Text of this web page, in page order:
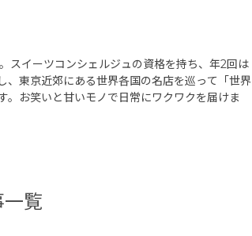
スイーツコンシェルジュの資格を持ち、年2回は
、東京近郊にある世界各国の名店を巡って「世界
。お笑いと甘いモノで日常にワクワクを届けま
覧